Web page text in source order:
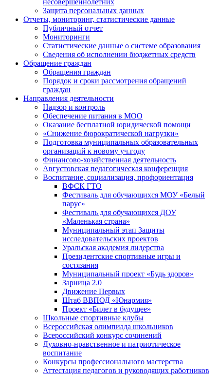
несовершеннолетних
Защита персональных данных
Отчеты, мониторинг, статистические данные
Публичный отчет
Мониторинги
Статистические данные о системе образования
Сведения об исполнении бюджетных средств
Обращение граждан
Обращения граждан
Порядок и сроки рассмотрения обращений
граждан
Направления деятельности
Надзор и контроль
Обеспечение питания в МОО
Оказание бесплатной юридической помощи
«Снижение бюрократической нагрузки»
Подготовка муниципальных образовательных
организаций к новому уч.году
Финансово-хозяйственная деятельность
Августовская педагогическая конференция
Воспитание, социализация, профориентация
ВФСК ГТО
Фестиваль для обучающихся МОУ «Белый
парус»
Фестиваль для обучающихся ДОУ
«Маленькая страна»
Муниципальный этап Защиты
исследовательских проектов
Уральская академия лидерства
Президентские спортивные игры и
состязания
Муниципальный проект «Будь здоров»
Зарница 2.0
Движение Первых
Штаб ВВПОД «Юнармия»
Проект «Билет в будущее»
Школьные спортивные клубы
Всероссийская олимпиада школьников
Всероссийский конкурс сочинений
Духовно-нравственное и патриотическое
воспитание
Конкурсы профессионального мастерства
Аттестация педагогов и руководящих работников